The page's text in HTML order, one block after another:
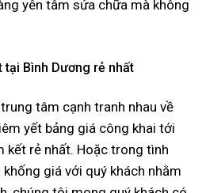
yên tâm sửa chữa mà không
Bình Dương rẻ nhất
tâm cạnh tranh nhau về
yết bảng giá công khai tới
kết rẻ nhất. Hoặc trong tình
giá với quý khách nhằm